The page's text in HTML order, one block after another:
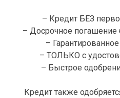
– Кредит БЕЗ
– Досрочное погашение
–
– ТОЛЬКО с
– Быстрое
Кредит также